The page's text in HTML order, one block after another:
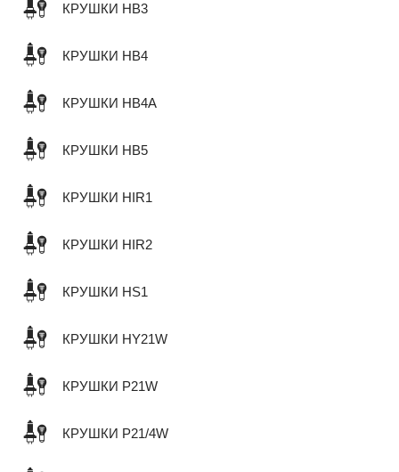
КРУШКИ HB3
КРУШКИ HB4
КРУШКИ HB4A
КРУШКИ HB5
КРУШКИ HIR1
КРУШКИ HIR2
КРУШКИ HS1
КРУШКИ HY21W
КРУШКИ P21W
КРУШКИ P21/4W